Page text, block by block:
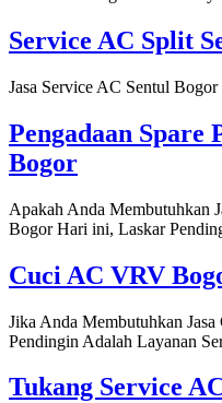
Service AC Split
Jasa Service AC Sentul Bogor
Pengadaan Spare
Bogor
Apakah Anda Membutuhkan
Bogor Hari ini, Laskar
Cuci AC VRV
Jika Anda Membutuhkan
Pendingin Adalah Layanan
Tukang Service